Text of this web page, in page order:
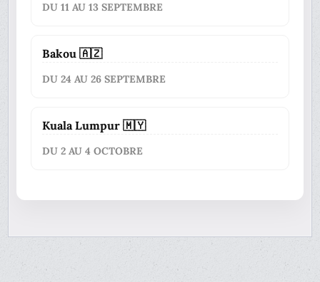
DU 11 AU 13 SEPTEMBRE
Bakou 🇦🇿
DU 24 AU 26 SEPTEMBRE
Kuala Lumpur 🇲🇾
DU 2 AU 4 OCTOBRE